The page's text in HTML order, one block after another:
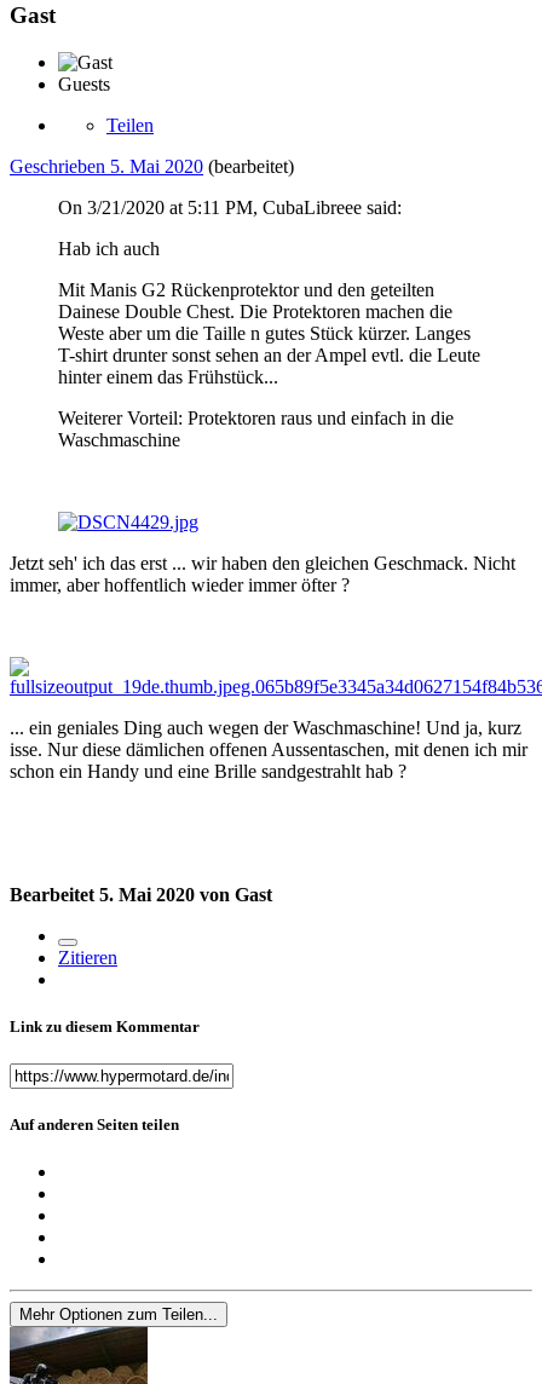
Gast
Guests
Teilen
Geschrieben 5. Mai 2020 (bearbeitet)
On 3/21/2020 at 5:11 PM, CubaLibreee said:
Hab ich auch
Mit Manis G2 Rückenprotektor und den geteilten
Dainese Double Chest. Die Protektoren machen die
Weste aber um die Taille n gutes Stück kürzer. Langes
T-shirt drunter sonst sehen an der Ampel evtl. die Leute
hinter einem das Frühstück...
Weiterer Vorteil: Protektoren raus und einfach in die
Waschmaschine
Jetzt seh' ich das erst ... wir haben den gleichen Geschmack. Nicht
immer, aber hoffentlich wieder immer öfter?
... ein geniales Ding auch wegen der Waschmaschine! Und ja, kurz
isse. Nur diese dämlichen offenen Aussentaschen, mit denen ich mir
schon ein Handy und eine Brille sandgestrahlt hab ?
Bearbeitet 5. Mai 2020 von Gast
Zitieren
Link zu diesem Kommentar
Auf anderen Seiten teilen
Mehr Optionen zum Teilen...